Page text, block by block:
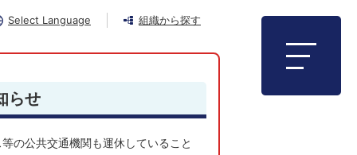
Select Language 組織から探す
らせ
の公共交通機関も運休していること